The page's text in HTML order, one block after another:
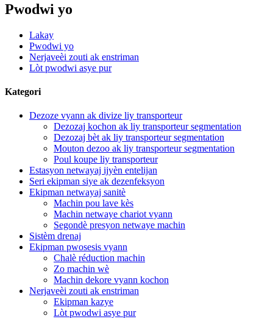
Pwodwi yo
Lakay
Pwodwi yo
Nerjaveèi zouti ak enstriman
Lòt pwodwi asye pur
Kategori
Dezoze vyann ak divize liy transporteur
Dezozaj kochon ak liy transporteur segmentation
Dezozaj bèt ak liy transporteur segmentation
Mouton dezoo ak liy transporteur segmentation
Poul koupe liy transporteur
Estasyon netwayaj ijyèn entelijan
Seri ekipman siye ak dezenfeksyon
Ekipman netwayaj sanitè
Machin pou lave kès
Machin netwaye chariot vyann
Segondè presyon netwaye machin
Sistèm drenaj
Ekipman pwosesis vyann
Chalè réduction machin
Zo machin wè
Machin dekore vyann kochon
Nerjaveèi zouti ak enstriman
Ekipman kazye
Lòt pwodwi asye pur